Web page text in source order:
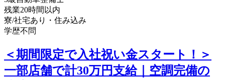
残業20時間以内
寮/社宅あり・住み込み
学歴不問
＜期間限定で入社祝い金スタート！＞
一部店舗で計30万円支給｜空調完備の